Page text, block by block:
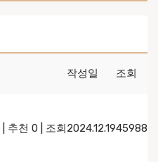
작성일 조회
추천 0
조회2024.12.1945988